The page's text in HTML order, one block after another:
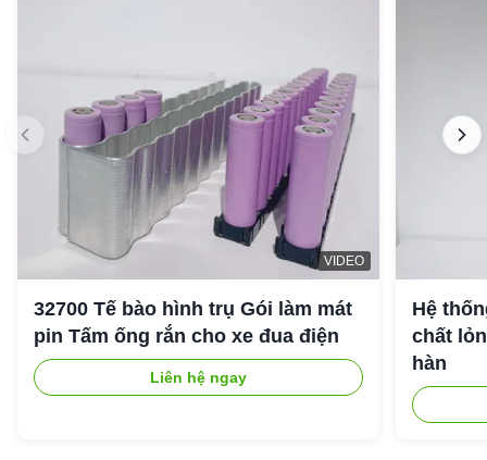
VIDEO
32700 Tế bào hình trụ Gói làm mát
pin Tấm ống rắn cho xe đua điện
Liên hệ ngay
Hệ
chất
hàn